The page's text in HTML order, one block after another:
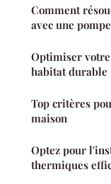
Comment
avec une
Optimiser
habitat durable
Top critères
maison
Optez pour
thermiques